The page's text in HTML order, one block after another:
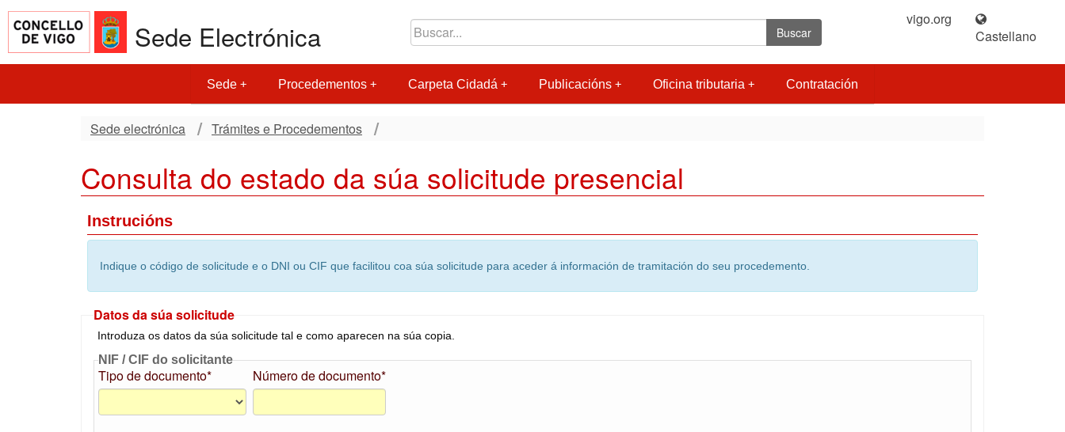
Sede Electrónica Buscar
vigo.org
Castellano
Sede Procedementos Carpeta Cidadá Publicacións Oficina tributaria Contratación
Sede electrónica Trámites e Procedementos
Consulta do estado da súa solicitude presencial
Instrucións
Indique o código de solicitude e o DNI ou CIF que facilitou coa súa solicitude para aceder á información de tramitación do seu procedemento.
Datos da súa solicitude
Introduza os datos da súa solicitude tal e como aparecen na súa copia.
NIF / CIF do solicitante
Tipo de documento* Número de documento*